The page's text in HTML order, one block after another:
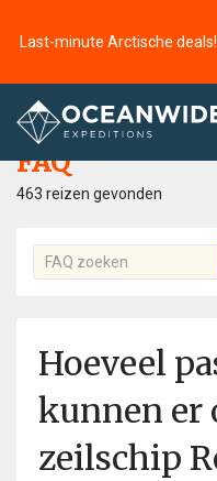
Last-minute Arctische
Home
FAQ
463 reizen gevonden
Hoeveel
kunnen er
zeilschip